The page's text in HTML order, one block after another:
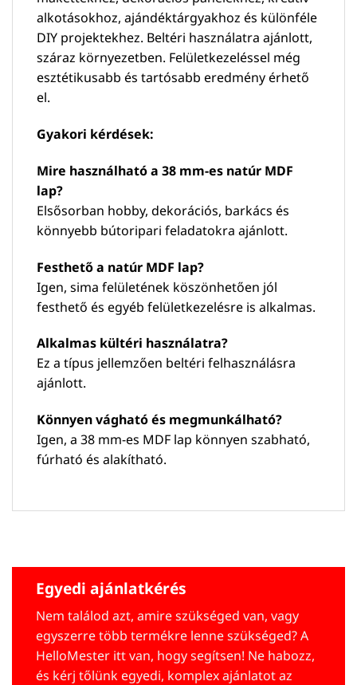
alkotásokhoz, ajándéktárgyakhoz és különféle
DIY projektekhez. Beltéri használatra ajánlott,
száraz környezetben. Felületkezeléssel még
esztétikusabb és tartósabb eredmény érhető
el.
Gyakori kérdések:
Mire használható a 38 mm-es natúr MDF
lap?
Elsősorban hobby, dekorációs, barkács és
könnyebb bútoripari feladatokra ajánlott.
Festhető a natúr MDF lap?
Igen, sima felületének köszönhetően jól
festhető és egyéb felületkezelésre is alkalmas.
Alkalmas kültéri használatra?
Ez a típus jellemzően beltéri felhasználásra
ajánlott.
Könnyen vágható és megmunkálható?
Igen, a 38 mm-es MDF lap könnyen szabható,
fúrható és alakítható.
Egyedi ajánlatkérés
Nem találod azt, amire szükséged van, vagy
egyszerre több termékre lenne szükséged? A
HelloMester itt van, hogy segítsen! Ne habozz,
és kérj tőlünk egyedi, komplex ajánlatot az